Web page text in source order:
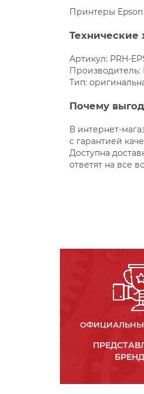
Принтеры Epson
Технические
Артикул: PRH-
Производитель:
Тип:
Почему
В интернет-
с гарантией
Доступна
ответят на все